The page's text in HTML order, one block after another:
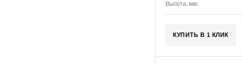
Высота, мм:
КУПИТЬ В 1 КЛИК